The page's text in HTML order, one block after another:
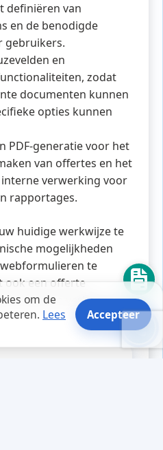
definiëren van
en de benodigde
gebruikers.
en
zodat
documenten kunnen
opties kunnen
PDF-generatie voor het
van offertes en het
verwerking voor
rapportages.
huidige werkwijze te
mogelijkheden
te
ook een offerte
verder te verkennen.
om de
Lees
Accepteer